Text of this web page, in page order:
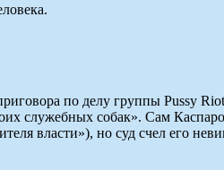
по делу группы Pussy
служебных собак». Сам
власти»), но суд счел его